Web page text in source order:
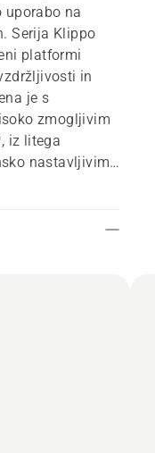
uporabo na
Serija Klippo
platformi
in
je s
zmogljivim
iz litega
nastavljivim
se lahko